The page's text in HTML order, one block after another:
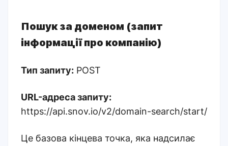
Пошук за доменом (запит
інформації про компанію)
Тип запиту: POST
URL-адреса запиту:
https://api.snov.io/v2/domain-search/start/
Це базова кінцева точка, яка надсилає